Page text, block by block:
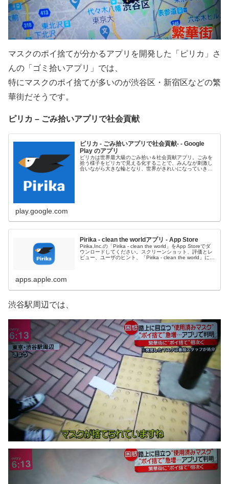
マスクのポイ捨てが分かるアプリを開発した「ピリカ」さ
んの「ゴミ拾いアプリ」では、
特にマスクのポイ捨てが多いのが渋谷区・新宿区などの繁
華街だそうです。
ピリカ – ごみ拾いアプリで社会貢献
ピリカ - ごみ拾いアプリで社会貢献- - Google
Play のアプリ
ピリカは世界最大級のごみ拾い＆社会貢献アプリ。ごみを
拾う様子をピリカで見える化することで、みんなが刺激し
合いながら大きな輪となり、世界がきれいになっていきま
play.google.com
Pirika - clean the worldアプリ - App Store
Pirika,Inc.の「Pirika - clean the world」をApp Storeでダ
ウンロードしてください。スクリーンショット、評価とレ
ビュー、ユーザのヒント、「Pirika - clean the world」に似
apps.apple.com
渋谷駅周辺では、